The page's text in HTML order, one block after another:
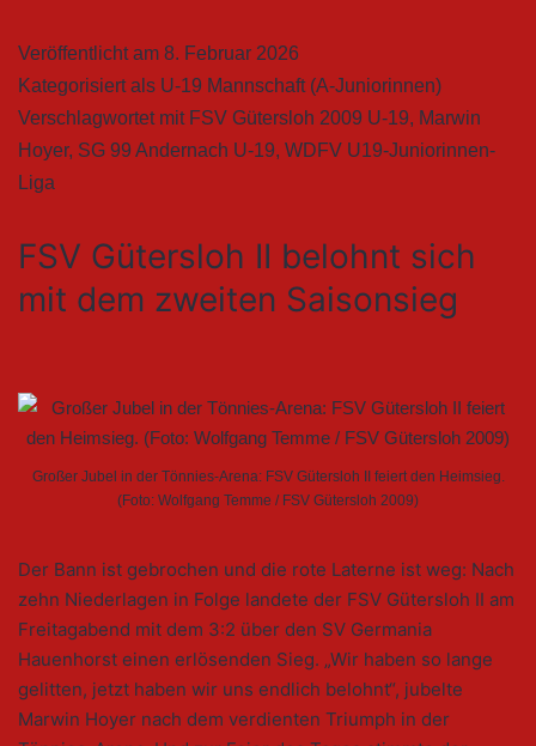
Veröffentlicht am 8. Februar 2026
Kategorisiert als U-19 Mannschaft (A-Juniorinnen)
Verschlagwortet mit FSV Gütersloh 2009 U-19, Marwin
Hoyer, SG 99 Andernach U-19, WDFV U19-Juniorinnen-
Liga
FSV Gütersloh II belohnt sich
mit dem zweiten Saisonsieg
Großer Jubel in der Tönnies-Arena: FSV Gütersloh II feiert den Heimsieg.
(Foto: Wolfgang Temme / FSV Gütersloh 2009)
Der Bann ist gebrochen und die rote Laterne ist weg: Nach
zehn Niederlagen in Folge landete der FSV Gütersloh II am
Freitagabend mit dem 3:2 über den SV Germania
Hauenhorst einen erlösenden Sieg. „Wir haben so lange
gelitten, jetzt haben wir uns endlich belohnt“, jubelte
Marwin Hoyer nach dem verdienten Triumph in der